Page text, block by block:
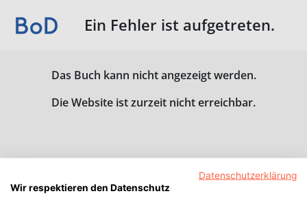
Ein Fehler ist aufgetreten.
Das Buch kann nicht angezeigt werden.
Die Website ist zurzeit nicht erreichbar.
Datenschutzerklärung
Wir respektieren den Datenschutz